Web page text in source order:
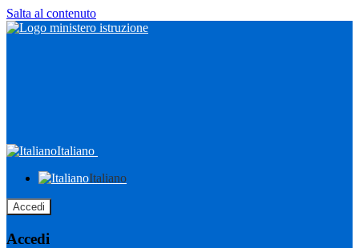
Salta al contenuto
Italiano
Italiano
Accedi
Accedi